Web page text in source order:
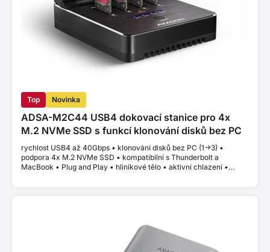
Top Novinka
ADSA-M2C44 USB4 dokovací stanice pro 4x
M.2 NVMe SSD s funkcí klonování disků bez PC
rychlost USB4 až 40Gbps • klonování disků bez PC (1->3) •
podpora 4x M.2 NVMe SSD • kompatibilní s Thunderbolt a
MacBook • Plug and Play • hliníkové tělo • aktivní chlazení •